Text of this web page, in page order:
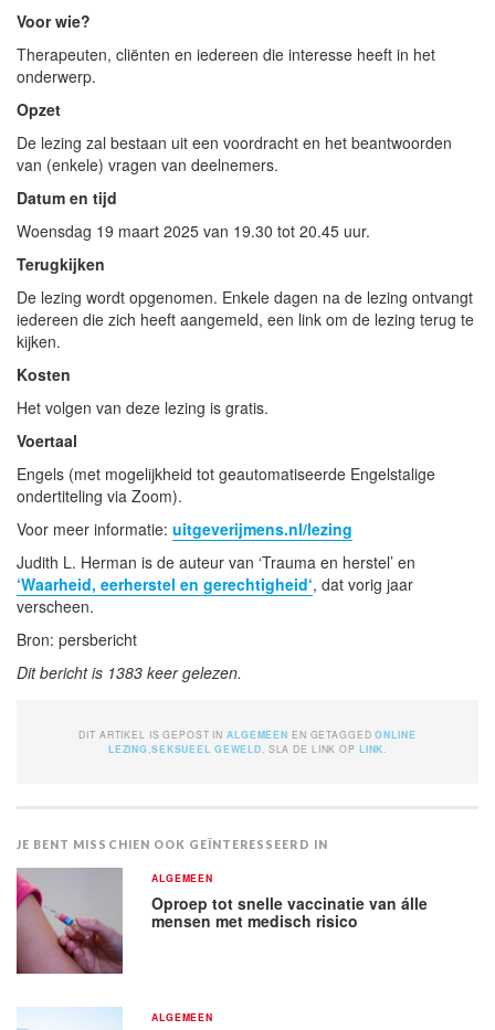
Voor wie?
Therapeuten, cliënten en iedereen die interesse heeft in het
onderwerp.
Opzet
De lezing zal bestaan uit een voordracht en het beantwoorden
van (enkele) vragen van deelnemers.
Datum en tijd
Woensdag 19 maart 2025 van 19.30 tot 20.45 uur.
Terugkijken
De lezing wordt opgenomen. Enkele dagen na de lezing ontvangt
iedereen die zich heeft aangemeld, een link om de lezing terug te
kijken.
Kosten
Het volgen van deze lezing is gratis.
Voertaal
Engels (met mogelijkheid tot geautomatiseerde Engelstalige
ondertiteling via Zoom).
Voor meer informatie: uitgeverijmens.nl/lezing
Judith L. Herman is de auteur van ‘Trauma en herstel’ en
‘Waarheid, eerherstel en gerechtigheid‘, dat vorig jaar
verscheen.
Bron: persbericht
Dit bericht is 1383 keer gelezen.
DIT ARTIKEL IS GEPOST INALGEMEEN EN GETAGGEDONLINE
LEZING SEKSUEEL GEWELD . SLA DE LINK OP LINK
JE BENT MISSCHIEN OOK GEÏNTERESSEERD IN
ALGEMEEN
Oproep tot snelle vaccinatie van álle
mensen met medisch risico
ALGEMEEN